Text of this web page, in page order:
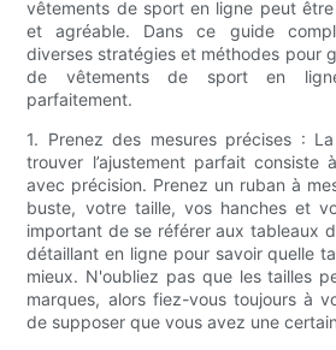
vêtements de sport en ligne peut
et agréable. Dans ce guide
diverses stratégies et méthodes pour
de vêtements de sport en
parfaitement.
1. Prenez des mesures précises :
trouver l’ajustement parfait consiste
avec précision. Prenez un ruban à
buste, votre taille, vos hanches et
important de se référer aux tableaux
détaillant en ligne pour savoir quelle
mieux. N'oubliez pas que les tailles
marques, alors fiez-vous toujours à
de supposer que vous avez une